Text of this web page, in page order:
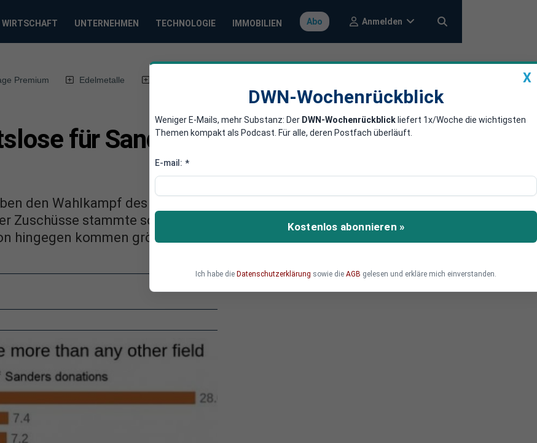
WIRTSCHAFT UNTERNEHMEN TECHNOLOGIE IMMOBILIEN Abo Anmelden
Premium Edelmetalle
für Sanders, die Banken für
den Wahlkampf des demokratischen Bewerbers Bernie Sanders
Zuschüsse stammte sogar von Arbeitslosen. Die Einkünfte seiner
hingegen kommen größtenteils aus der Finanzbranche.
X
DWN-Wochenrückblick
Weniger E-Mails, mehr Substanz: Der DWN-Wochenrückblick liefert 1x/Woche die wichtigsten
Themen kompakt als Podcast. Für alle, deren Postfach überläuft.
E-mail: *
Kostenlos abonnieren »
Ich habe die Datenschutzerklärung sowie die AGB gelesen und erkläre mich einverstanden.